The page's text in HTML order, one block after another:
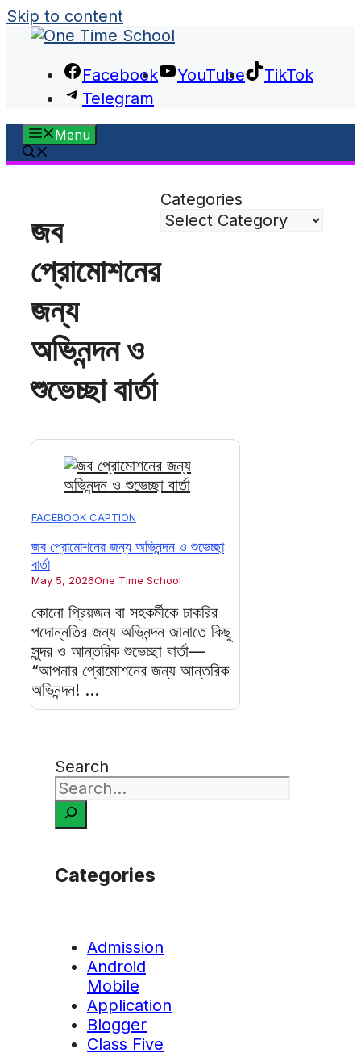
Skip to content
Facebook YouTube
TikTok
Telegram
Menu
জব
প্রোমোশনের
জন্য
অভিনন্দন ও
শুভেচ্ছা বার্তা
Categories
FACEBOOK CAPTION
জব প্রোমোশনের জন্য অভিনন্দন ও শুভেচ্ছা
বার্তা
May 5, 2026One Time School
কোনো প্রিয়জন বা সহকর্মীকে চাকরির
পদোন্নতির জন্য অভিনন্দন জানাতে কিছু
সুন্দর ও আন্তরিক শুভেচ্ছা বার্তা—
“আপনার প্রোমোশনের জন্য আন্তরিক
অভিনন্দন! ...
Search
Categories
Admission
Android
Mobile
Application
Blogger
Class Five